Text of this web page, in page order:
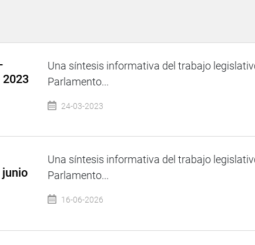
2023
Una síntesis informativa del trabajo
Parlamento...
24-03-2023
Una síntesis informativa del trabajo
Parlamento...
16-06-2026